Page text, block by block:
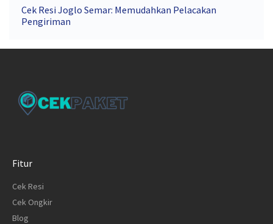
Cek Resi Joglo Semar: Memudahkan Pelacakan
Pengiriman
Fitur
Cek Resi
Cek Ongkir
Blog